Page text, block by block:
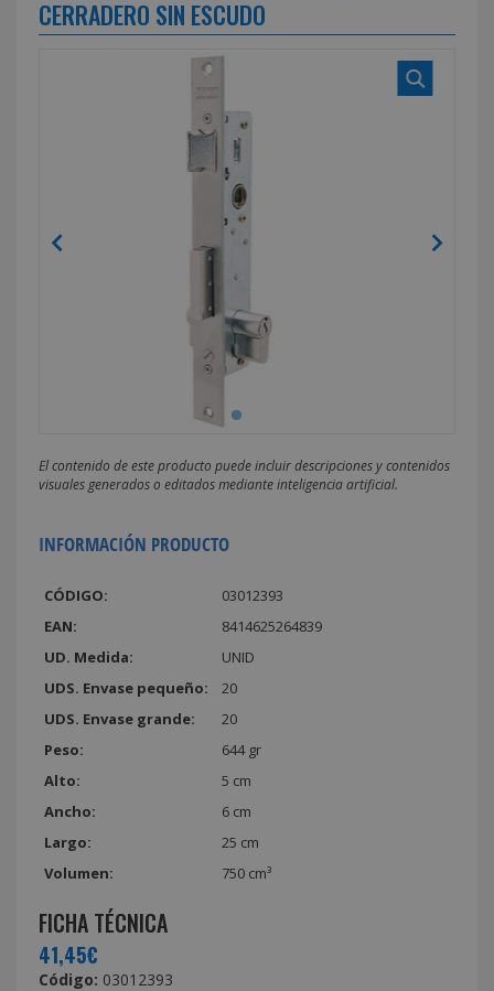
CERRADERO SIN ESCUDO
El contenido de este producto puede incluir descripciones y contenidos
visuales generados o editados mediante inteligencia artificial.
INFORMACIÓN PRODUCTO
CÓDIGO:
03012393
EAN:
8414625264839
UD. Medida:
UNID
UDS. Envase pequeño:
20
UDS. Envase grande:
20
Peso:
644 gr
Alto:
5 cm
Ancho:
6 cm
Largo:
25 cm
Volumen:
750 cm³
FICHA TÉCNICA
41,45€
Código: 03012393